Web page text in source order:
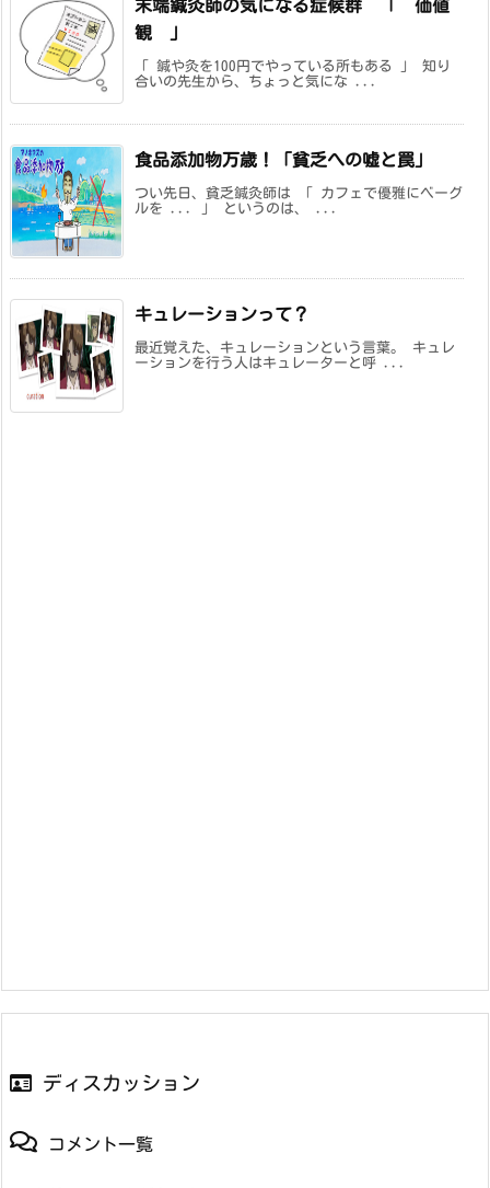
末端鍼灸師の気になる症候群 「 価値
観 」
「 鍼や灸を100円でやっている所もある 」 知り
合いの先生から、ちょっと気にな ...
食品添加物万歳！「貧乏への嘘と罠」
つい先日、貧乏鍼灸師は 「 カフェで優雅にベーグ
ルを ... 」 というのは、 ...
キュレーションって？
最近覚えた、キュレーションという言葉。 キュレ
ーションを行う人はキュレーターと呼 ...
ディスカッション
コメント一覧